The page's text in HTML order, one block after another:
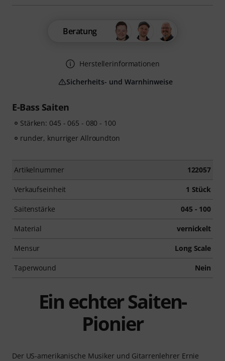
E-Bass Saiten
Stärken: 045 - 065 - 080 - 100
runder, knurriger Allroundton
Artikelnummer 122057
Verkaufseinheit 1 Stück
Saitenstärke 045 - 100
Material vernickelt
Mensur Long Scale
Taperwound Nein
Beratung
Herstellerinformationen
Sicherheits- und Warnhinweise
Ein echter Saiten-
Pionier
Der US-amerikanische Musiker und Gitarrenlehrer Ernie